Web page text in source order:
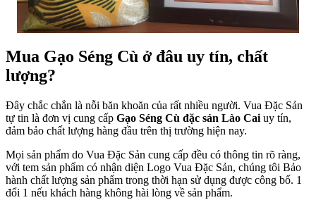
Mua Gạo Séng Cù ở đâu uy tín, chất
lượng?
Đây chắc chắn là nỗi băn khoăn của rất nhiều người. Vua Đặc Sản
tự tin là đơn vị cung cấp Gạo Séng Cù đặc sản Lào Cai uy tín,
đảm bảo chất lượng hàng đầu trên thị trường hiện nay.
Mọi sản phẩm do Vua Đặc Sản cung cấp đều có thông tin rõ ràng,
với tem sản phẩm có nhận diện Logo Vua Đặc Sản, chúng tôi Bảo
hành chất lượng sản phẩm trong thời hạn sử dụng được công bố. 1
đổi 1 nếu khách hàng không hài lòng về sản phẩm.